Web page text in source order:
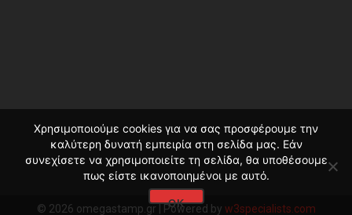
© 2026 omegastamp.gr | Powered by w3specialists.com
Χρησιμοποιούμε cookies για να σας προσφέρουμε την
καλύτερη δυνατή εμπειρία στη σελίδα μας. Εάν
συνεχίσετε να χρησιμοποιείτε τη σελίδα, θα υποθέσουμε
πως είστε ικανοποιημένοι με αυτό.
ΟΚ